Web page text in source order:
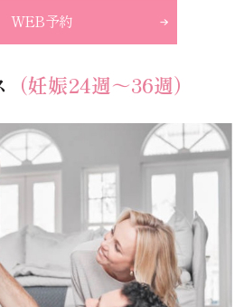
WEB予約
（妊娠24週～36週）